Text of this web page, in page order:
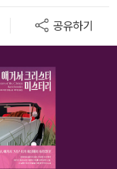
공유하기